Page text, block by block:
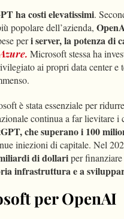
ha costi elevatissimi.
popolare dell’azienda,
peri server, la potenza di
Microsoft stessa ha
ai propri data center e
è stata essenziale per
continua a far lievitare i
che superano i 100
iniezioni di capitale. Nel
di dollariper finanziare
infrastruttura e a
per OpenAI